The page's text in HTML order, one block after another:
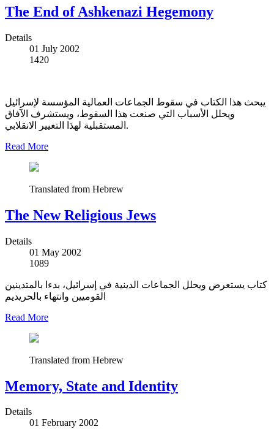
The End of Ashkenazi Hegemony
Details
01 July 2002
1420
يبحث هذا الكتاب في سقوط الجماعات العمالية المؤسسة لإسرائيل
ويحلل الأسباب التي صنعت هذا السقوط، ويستشرف الآفاق
المستقبلية لهذا التغيير الانقلابي.
Read More
Translated from Hebrew
The New Religious Jews
Details
01 May 2002
1089
كتاب يستعرض ويحلل الجماعات الدينية في إسرائيل، بدءا بالمتدينين
القوميين وانتهاء بالحريديم
Read More
Translated from Hebrew
Memory, State and Identity
Details
01 February 2002